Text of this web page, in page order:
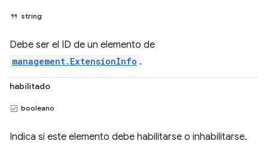
string
Debe ser el ID de un elemento de
management.ExtensionInfo .
habilitado
booleano
Indica si este elemento debe habilitarse o inhabilitarse.